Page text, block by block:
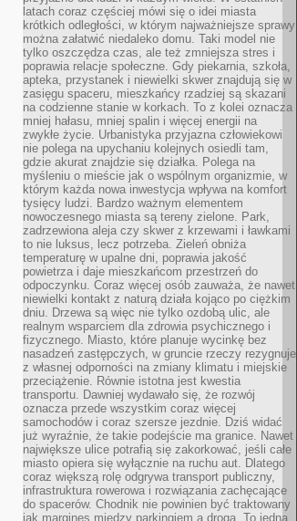
latach coraz częściej mówi się o idei miasta
krótkich odległości, w którym najważniejsze sprawy
można załatwić niedaleko domu. Taki model nie
tylko oszczędza czas, ale też zmniejsza stres i
poprawia relacje społeczne. Gdy piekarnia, szkoła,
apteka, przystanek i niewielki skwer znajdują się w
zasięgu spaceru, mieszkańcy rzadziej są skazani
na codzienne stanie w korkach. To z kolei oznacza
mniej hałasu, mniej spalin i więcej energii na
zwykłe życie. Urbanistyka przyjazna człowiekowi
nie polega na upychaniu kolejnych osiedli tam,
gdzie akurat znajdzie się działka. Polega na
myśleniu o mieście jak o wspólnym organizmie, w
którym każda nowa inwestycja wpływa na komfort
tysięcy ludzi. Bardzo ważnym elementem
nowoczesnego miasta są tereny zielone. Park,
zadrzewiona aleja czy skwer z krzewami i ławkami
to nie luksus, lecz potrzeba. Zieleń obniża
temperaturę w upalne dni, poprawia jakość
powietrza i daje mieszkańcom przestrzeń do
odpoczynku. Coraz więcej osób zauważa, że nawet
niewielki kontakt z naturą działa kojąco po ciężkim
dniu. Drzewa są więc nie tylko ozdobą ulic, ale
realnym wsparciem dla zdrowia psychicznego i
fizycznego. Miasto, które planuje wycinkę bez
nasadzeń zastępczych, w gruncie rzeczy rezygnuje
z własnej odporności na zmiany klimatu i miejskie
przeciążenie. Równie istotna jest kwestia
transportu. Dawniej wydawało się, że rozwój
oznacza przede wszystkim coraz więcej
samochodów i coraz szersze jezdnie. Dziś widać
już wyraźnie, że takie podejście ma granice. Nawet
największe ulice potrafią się zakorkować, jeśli całe
miasto opiera się wyłącznie na ruchu aut. Dlatego
coraz większą rolę odgrywa transport publiczny,
infrastruktura rowerowa i rozwiązania zachęcające
do spacerów. Chodnik nie powinien być traktowany
jak margines między parkingiem a drogą. To jedna